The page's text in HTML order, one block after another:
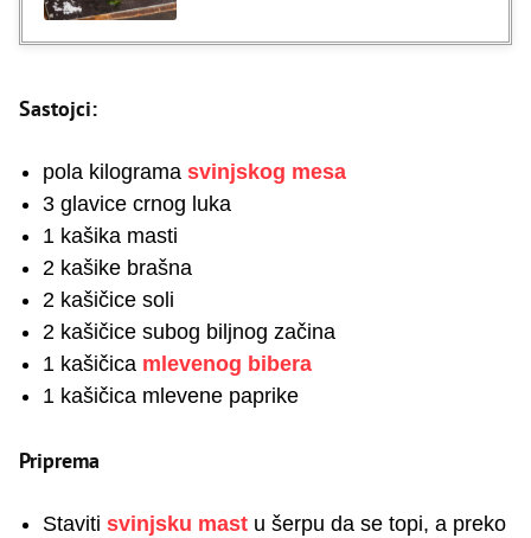
Sastojci:
pola kilograma svinjskog mesa
3 glavice crnog luka
1 kašika masti
2 kašike brašna
2 kašičice soli
2 kašičice subog biljnog začina
1 kašičica mlevenog bibera
1 kašičica mlevene paprike
Priprema
Staviti svinjsku mast u šerpu da se topi, a preko